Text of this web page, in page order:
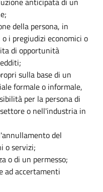
della persona, in
i pregiudizi economici o
di opportunità
sulla base di un
formale o informale,
per la persona di
o nell'industria in
del
o servizi;
o di un permesso;
ad accertamenti